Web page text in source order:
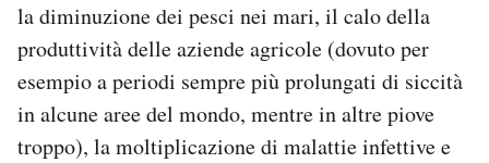
la diminuzione dei pesci nei mari, il calo della
produttività delle aziende agricole (dovuto per
esempio a periodi sempre più prolungati di siccità
in alcune aree del mondo, mentre in altre piove
troppo), la moltiplicazione di malattie infettive e